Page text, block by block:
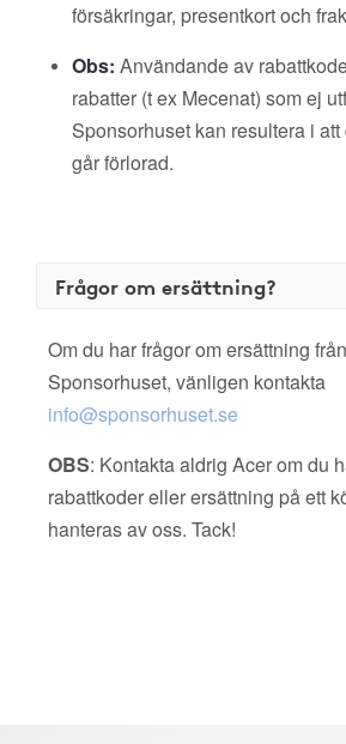
försäkringar, presentkort och
Obs: Användande av
rabatter (t ex Mecenat) som ej
Sponsorhuset kan resultera i
går förlorad.
Frågor om ersättning?
Om du har frågor om ersättning
Sponsorhuset, vänligen kontakta
info@sponsorhuset.se
OBS: Kontakta aldrig Acer om du
rabattkoder eller ersättning på ett
hanteras av oss. Tack!